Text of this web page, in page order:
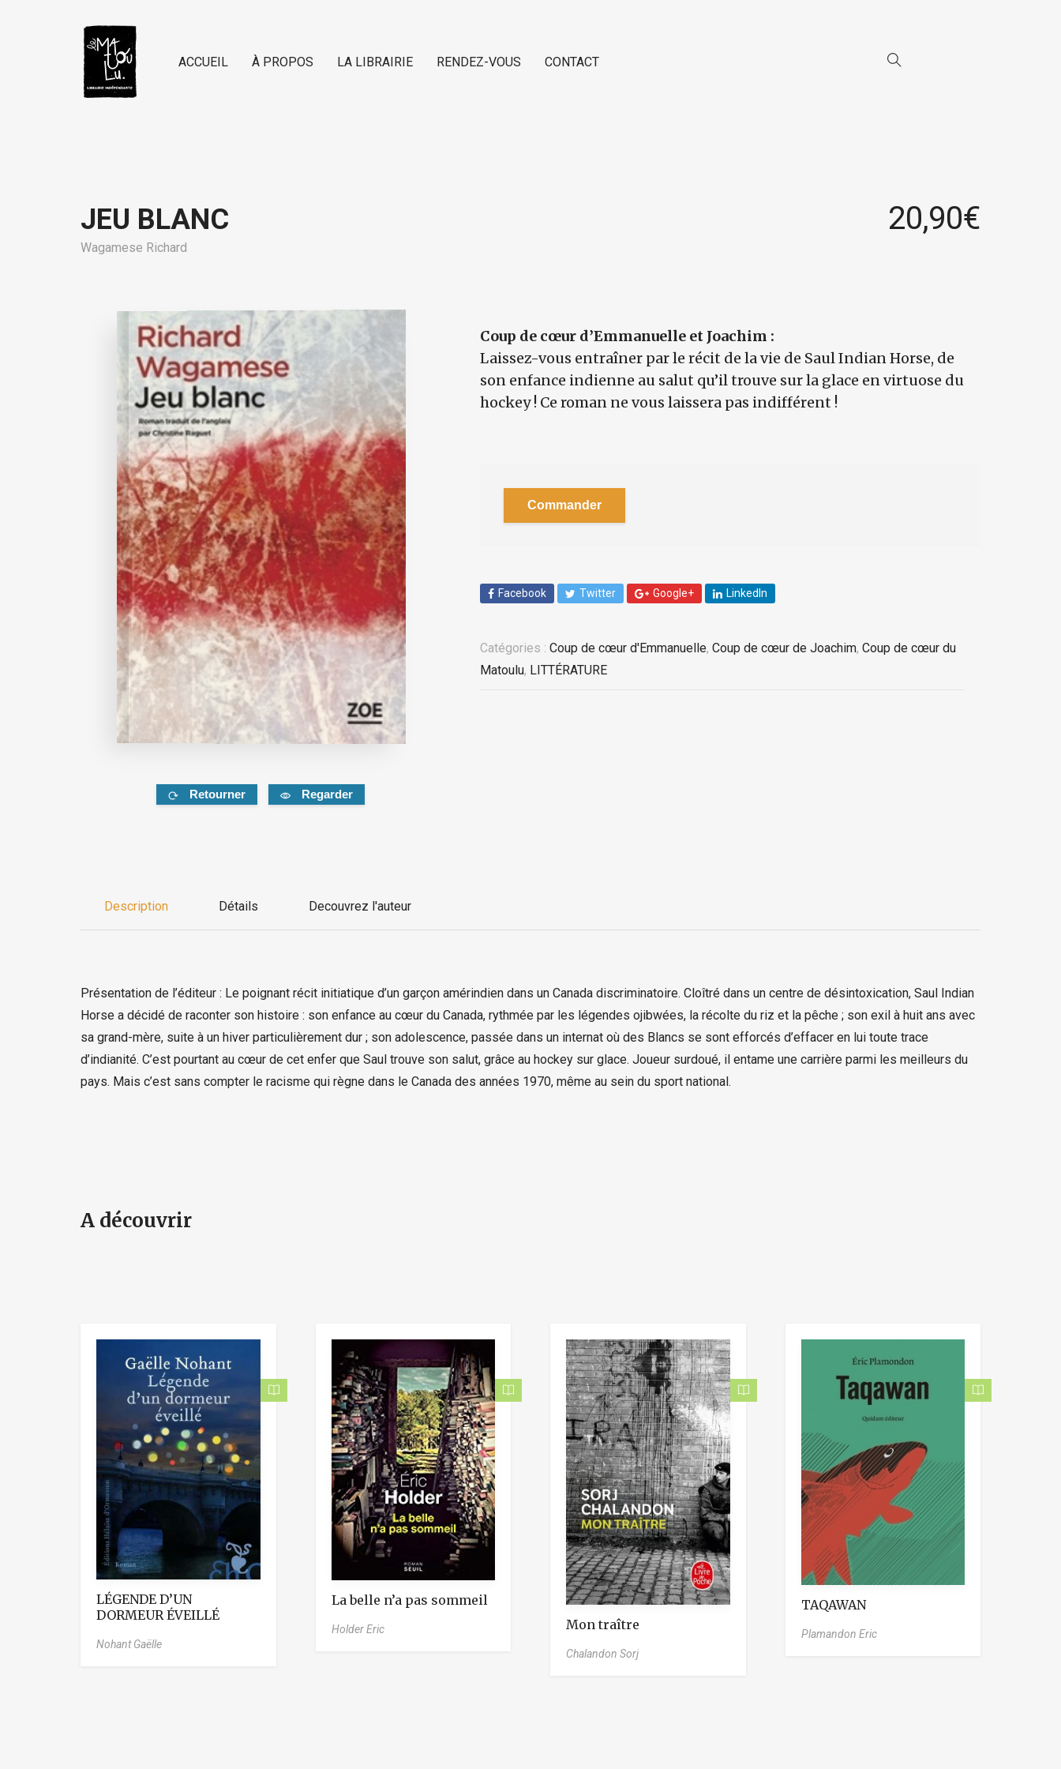
ACCUEIL À PROPOS LA LIBRAIRIE RENDEZ-VOUS CONTACT
JEU BLANC
Wagamese Richard
20,90€
Retourner Regarder
Coup de cœur d’Emmanuelle et Joachim :
Laissez-vous entraîner par le récit de la vie de Saul Indian Horse, de
son enfance indienne au salut qu’il trouve sur la glace en virtuose du
hockey ! Ce roman ne vous laissera pas indifférent !
Commander
Facebook Twitter Google+ LinkedIn
Catégories : Coup de cœur d'Emmanuelle, Coup de cœur de Joachim, Coup de cœur du
Matoulu, LITTÉRATURE
Description Détails Decouvrez l'auteur
Présentation de l’éditeur : Le poignant récit initiatique d’un garçon amérindien dans un Canada discriminatoire. Cloîtré dans un centre de désintoxication, Saul Indian
Horse a décidé de raconter son histoire : son enfance au cœur du Canada, rythmée par les légendes ojibwées, la récolte du riz et la pêche ; son exil à huit ans avec
sa grand-mère, suite à un hiver particulièrement dur ; son adolescence, passée dans un internat où des Blancs se sont efforcés d’effacer en lui toute trace
d’indianité. C’est pourtant au cœur de cet enfer que Saul trouve son salut, grâce au hockey sur glace. Joueur surdoué, il entame une carrière parmi les meilleurs du
pays. Mais c’est sans compter le racisme qui règne dans le Canada des années 1970, même au sein du sport national.
A découvrir
LÉGENDE D’UN
DORMEUR ÉVEILLÉ
Nohant Gaëlle
La belle n’a pas sommeil
Holder Eric Mon traître
Chalandon Sorj
TAQAWAN
Plamandon Eric